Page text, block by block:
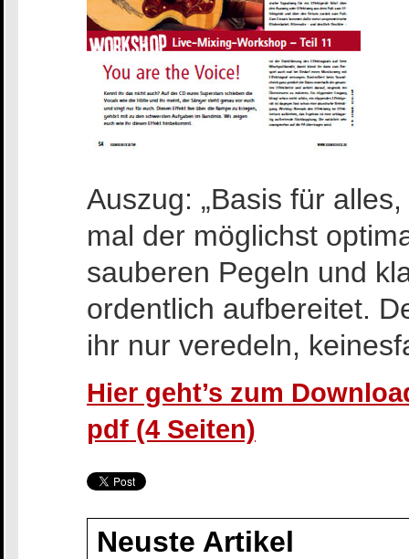
Auszug: „Basis für
mal der möglichst
sauberen Pegeln und
ordentlich aufbereitet.
ihr nur veredeln,
Hier geht’s zum
pdf (4 Seiten)
Neuste Artikel